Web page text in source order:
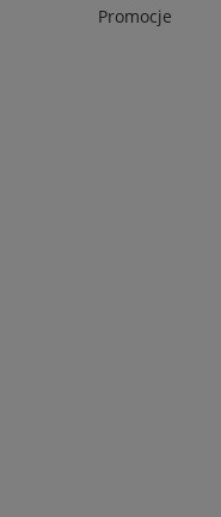
Promocje